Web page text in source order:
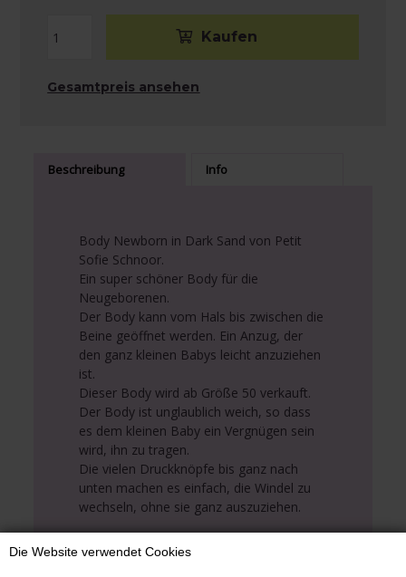
Die Website verwendet Cookies
Gesamtpreis ansehen
Beschreibung Info
Body Newborn in Dark Sand von Petit
Sofie Schnoor.
Ein super schöner Body für die
Neugeborenen.
Der Body kann vom Hals bis zwischen die
Beine geöffnet werden. Ein Anzug, der
den ganz kleinen Babys leicht anzuziehen
ist.
Dieser Body wird ab Größe 50 verkauft.
Der Body ist unglaublich weich, so dass
es dem kleinen Baby ein Vergnügen sein
wird, ihn zu tragen.
Die vielen Druckknöpfe bis ganz nach
unten machen es einfach, die Windel zu
wechseln, ohne sie ganz auszuziehen.
Der Body ist in dunklem Sand und einem